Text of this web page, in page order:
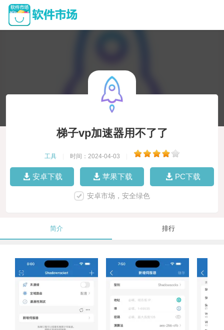
梯子vp加速器用不了了
工具 时间：2024-04-03
安卓下载 苹果下载 PC下载
安卓市场，安全绿色
简介 排行